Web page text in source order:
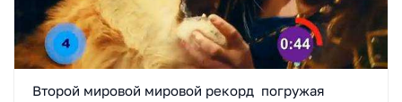
Второй мировой мировой рекорд погружая